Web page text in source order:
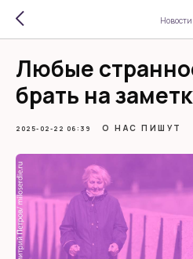
Новости
Любые
брать на
2025-02-22 06:39 О НАС ПИШУТ